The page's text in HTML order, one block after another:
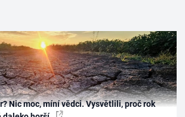
Nic moc, míní vědci. Vysvětlili, proč rok